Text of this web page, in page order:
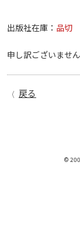
出版社在庫： 品切
申し訳ございませ
戻る
©